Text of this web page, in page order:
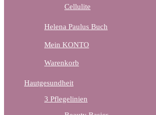
Cellulite
Helena Paulus Buch
Mein KONTO
Warenkorb
Hautgesundheit
3 Pflegelinien